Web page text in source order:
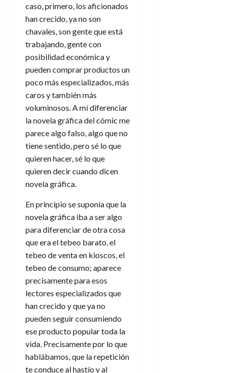
caso, primero, los aficionados
han crecido, ya no son
chavales, son gente que está
trabajando, gente con
posibilidad económica y
pueden comprar productos un
poco más especializados, más
caros y también más
voluminosos. A mí diferenciar
la novela gráfica del cómic me
parece algo falso, algo que no
tiene sentido, pero sé lo que
quieren hacer, sé lo que
quieren decir cuando dicen
novela gráfica.
En principio se suponía que la
novela gráfica iba a ser algo
para diferenciar de otra cosa
que era el tebeo barato, el
tebeo de venta en kioscos, el
tebeo de consumo; aparece
precisamente para esos
lectores especializados que
han crecido y que ya no
pueden seguir consumiendo
ese producto popular toda la
vida. Precisamente por lo que
hablábamos, que la repetición
te conduce al hastío y al